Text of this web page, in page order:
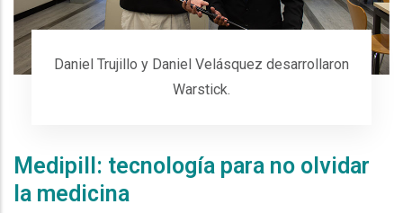
Daniel Trujillo y Daniel Velásquez desarrollaron
Warstick.
Medipill: tecnología para no olvidar
la medicina